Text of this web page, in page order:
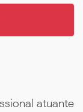
atuante